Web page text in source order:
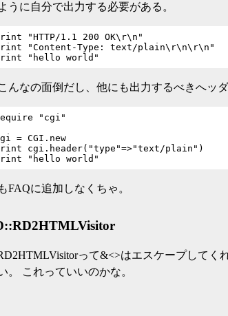
うに自分で出力する必要がある。
"HTTP/1.1 200 OK\r\n"
"Content-Type: text/plain\r\n\r\n"
"hello world"
んなの面倒だし、他にも出力するべきへッ
"cgi"
= CGI.new
cgi.header("type"=>"text/plain")
"hello world"
FAQに追加しなくちゃ。
って&<>はエスケープしてく
。 これっていいのかな。